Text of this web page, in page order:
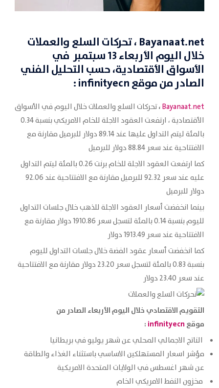
Bayanaat.net، تحركات السلع والعملات
خلال اليوم الأربعاء 13 سبتمبر في
الأسواق الأقتصادية،حسب التحليل الفني
الصادر من موقعinfinityecn
:
Bayanaat.net،تحركات السلع والعملات خلال اليوم في الأسواق
الأقتصادية ، ارتفعت العقود الاجلة للخام الامريكي بنسبة 0.34
بالمئة ليتم التداول عليها عند 89.14 دولار للبرميل مقارنة مع
الافتتاحية عند سعر 88.84 دولار للبرميل
كما ارتفعت العقود الاجلة للخام برنت 0.26 بالمئة ليتم التداول
عليه عند سعر 92.32 للبرميل مقارنة مع الافتتاحية عند 92.06
دولار للبرميل
بينما انخفضت أسعار العقود الاجلة للذهب خلال جلسات التداول
لليوم بنسبة 0.14 بالمئة لتسجل سعر 1910.86 دولار مقارنة مع
الافتتاحية عند سعر 1913.49 دولار
كما انخفضت أسعار عقود الفضة خلال جلسات التداول لليوم
بنسبة 0.83 بالمئة لتسجل سعر 23.20 دولار مقارنة مع الافتتاحية
عند سعر 23.40 دولار
التقويم الاقتصادي خلال اليوم الأربعاء الصادر من
موقع infinityecn
:
الناتج الاجمالي المحلي عن شهر يوليو في بريطانيا
مؤشر اسعار المستهلكين الاساسي باستثناء الغذاء والطاقة
عن شهر اغسطس في الولايات المتحدة الامريكية
مخزون النفط الامريكي الخام